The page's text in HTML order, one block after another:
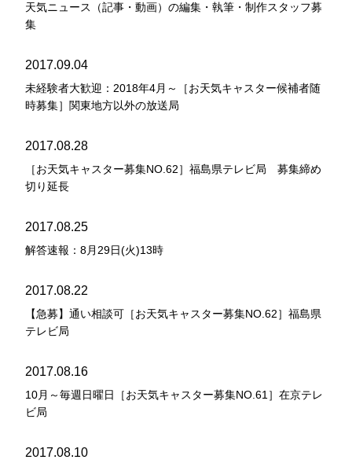
天気ニュース（記事・動画）の編集・執筆・制作スタッフ募
集
2017.09.04
未経験者大歓迎：2018年4月～［お天気キャスター候補者随
時募集］関東地方以外の放送局
2017.08.28
［お天気キャスター募集NO.62］福島県テレビ局 募集締め
切り延長
2017.08.25
解答速報：8月29日(火)13時
2017.08.22
【急募】通い相談可［お天気キャスター募集NO.62］福島県
テレビ局
2017.08.16
10月～毎週日曜日［お天気キャスター募集NO.61］在京テレ
ビ局
2017.08.10